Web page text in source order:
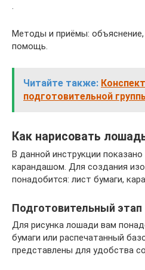
.
Методы и приёмы: объяснение,
помощь.
Читайте также:
подготовительной
Как нарисовать
В данной инструкции
карандашом. Для создания
понадобится: лист бумаги,
Подготовительный этап
Для рисунка лошади вам
бумаги или распечатанный
представлены для удобства